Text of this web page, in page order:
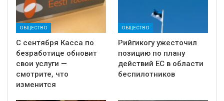
ОБЩЕСТВО
С сентября Касса по
безработице обновит
свои услуги —
смотрите, что
изменится
ОБЩЕСТВО
Рийгикогу ужесточил
позицию по плану
действий ЕС в области
беспилотников